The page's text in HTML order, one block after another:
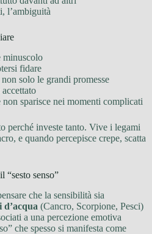
l’ambiguità
minuscolo
fidare
solo le grandi promesse
non sparisce nei momenti complicati
perché investe tanto. Vive i legami
e quando percepisce crepe, scatta
“sesto senso”
che la sensibilità sia
d’acqua (Cancro, Scorpione, Pesci)
a una percezione emotiva
che spesso si manifesta come